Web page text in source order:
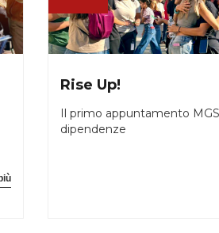
Rise Up!
Il primo appuntamento
dipendenze